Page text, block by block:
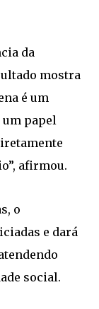
da
mostra
é um
papel
afirmou.
o
e dará
social.